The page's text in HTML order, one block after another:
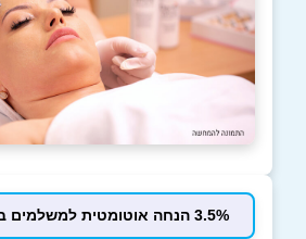
3.5% הנחה אוטומטית למשלמים בכרטיס המועדון